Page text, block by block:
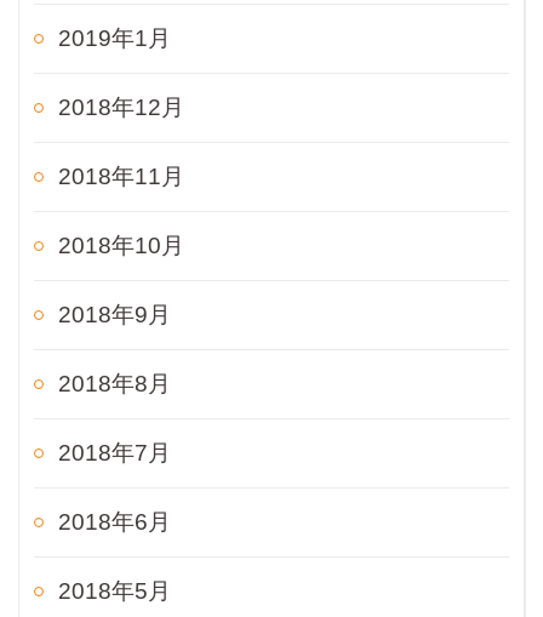
2019年1月
2018年12月
2018年11月
2018年10月
2018年9月
2018年8月
2018年7月
2018年6月
2018年5月